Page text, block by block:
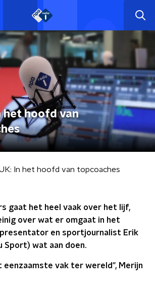
het hoofd van
In het hoofd van topcoaches
gaat het heel vaak over het lijf,
over wat er omgaat in het
presentator en sportjournalist Erik
Sport) wat aan doen.
eenzaamste vak ter wereld", Merijn